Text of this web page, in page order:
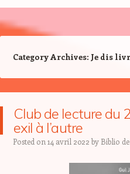
Category Archives: Je dis
Club de lecture du
exil à l’autre
Posted on 14 avril 2022 by Biblio